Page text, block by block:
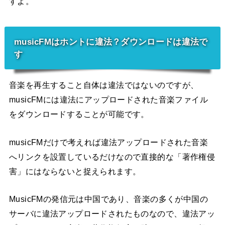
musicFMはホントに違法？ダウンロードは違法で
す
音楽を再生すること自体は違法ではないのですが、
musicFMには違法にアップロードされた音楽ファイル
をダウンロードすることが可能です。
musicFMだけで考えれば違法アップロードされた音楽
へリンクを設置しているだけなので直接的な「著作権侵
害」にはならないと捉えられます。
MusicFMの発信元は中国であり、音楽の多くが中国の
サーバに違法アップロードされたものなので、違法アッ